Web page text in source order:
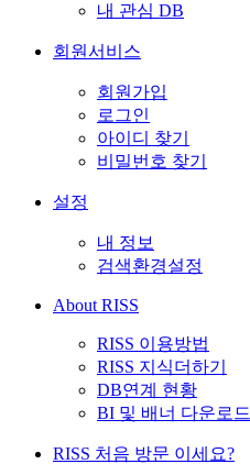
내 관심 DB
회원서비스
회원가입
로그인
아이디 찾기
비밀번호 찾기
설정
내 정보
검색환경설정
About RISS
RISS 이용방법
RISS 지식더하기
DB연계 현황
BI 및 배너 다운로드
RISS 처음 방문 이세요?